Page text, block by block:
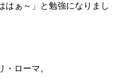
はぁ～」と勉強になりまし
ローマ。